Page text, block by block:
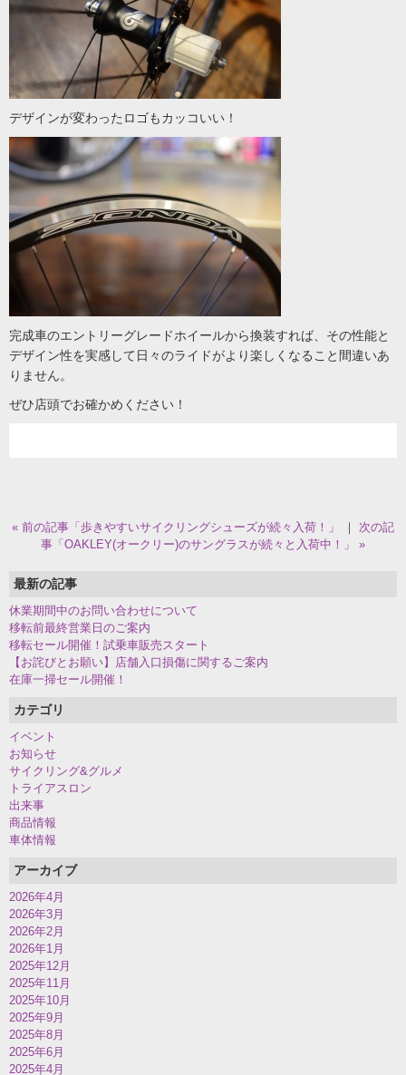
デザインが変わったロゴもカッコいい！
完成車のエントリーグレードホイールから換装すれば、その性能と
デザイン性を実感して日々のライドがより楽しくなること間違いあ
りません。
ぜひ店頭でお確かめください！
« 前の記事「歩きやすいサイクリングシューズが続々入荷！」 ｜ 次の記
事「OAKLEY(オークリー)のサングラスが続々と入荷中！」 »
最新の記事
休業期間中のお問い合わせについて
移転前最終営業日のご案内
移転セール開催！試乗車販売スタート
【お詫びとお願い】店舗入口損傷に関するご案内
在庫一掃セール開催！
カテゴリ
イベント
お知らせ
サイクリング&グルメ
トライアスロン
出来事
商品情報
車体情報
アーカイブ
2026年4月
2026年3月
2026年2月
2026年1月
2025年12月
2025年11月
2025年10月
2025年9月
2025年8月
2025年6月
2025年4月